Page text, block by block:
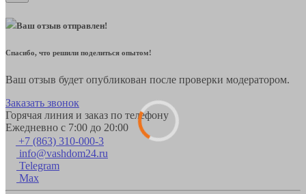
Ваш отзыв отправлен!
Спасибо, что решили поделиться опытом!
Ваш отзыв будет опубликован после проверки модератором.
Заказать звонок
Горячая линия и заказ по телефону
Ежедневно с 7:00 до 20:00
+7 (863) 310-000-3
info@vashdom24.ru
Telegram
Max